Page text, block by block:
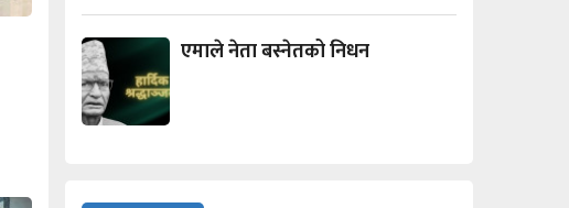
एमाले नेता बस्नेतको निधन